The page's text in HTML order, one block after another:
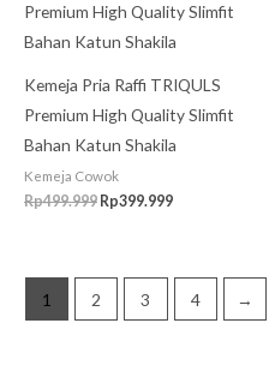
Kemeja Pria Raffi TRIQULS
Premium High Quality Slimfit
Bahan Katun Shakila
Kemeja Cowok
Rp499.999
adalah:
Rp399.999
ini
Rp399.999.
1 2 3 4 →